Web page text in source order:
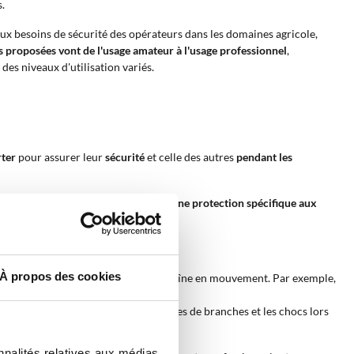
À propos des cookies
besoins de sécurité des opérateurs dans les domaines agricole,
proposées vont de l'usage amateur à l'usage professionnel,
niveaux d'utilisation variés.
pour assurer leursécuritéet celle des autres pendant les
physiques. Ces produits offrent
une protection spécifique aux
un contact accidentel avec la chaîne en mouvement. Par exemple,
les éclats, les chutes accidentelles de branches et les chocs lors